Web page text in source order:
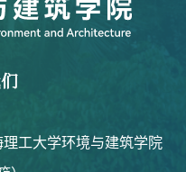
工大学环境与建筑学院